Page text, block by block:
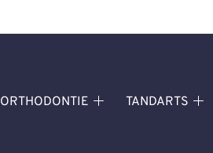
ORTHODONTIE
TANDARTS